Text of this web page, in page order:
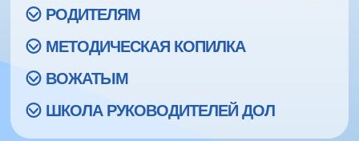
РОДИТЕЛЯМ
МЕТОДИЧЕСКАЯ КОПИЛКА
ВОЖАТЫМ
ШКОЛА РУКОВОДИТЕЛЕЙ ДОЛ